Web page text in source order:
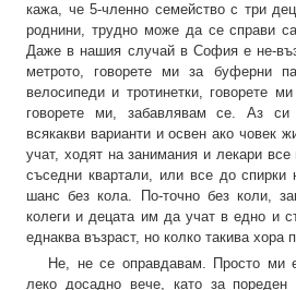
кажа, че 5-членно семейство с три
роднини, трудно може да се справи
Даже в нашия случай в София е не-
метрото, говорете ми за буферни
велосипеди и тротинетки, говорете
говорете ми, забавлявам се. Аз
всякакви варианти и освен ако човек
учат, ходят на занимания и лекари
съседни квартали, или все до спирки
шанс без кола. По-точно без коли,
колеги и децата им да учат в едно и
еднаква възраст, но колко такива хора
Не, не се оправдавам. Просто
леко досадно вече, като за пореден